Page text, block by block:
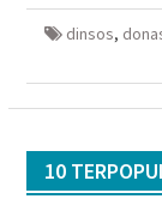
baru) baru)
dinsos,
10